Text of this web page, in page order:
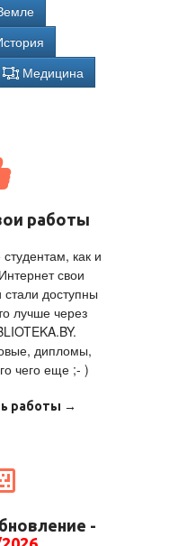
Медицина
работы
как и
свои
доступны
лучше через
дипломы,
чего еще ;- )
работы →
-